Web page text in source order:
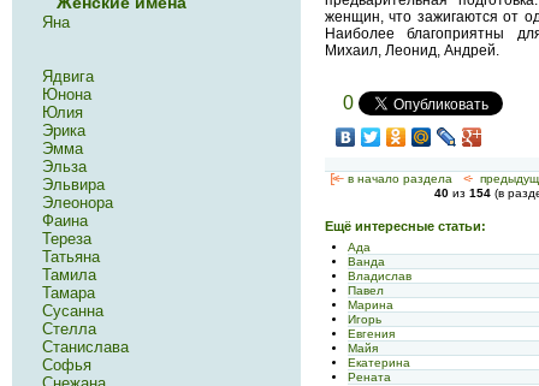
женщин, что зажигаются от
Наиболее благоприятны
Михаил, Леонид, Андрей.
0
[<— в начало раздела <-
40 из 154 (в
Ещё интересные статьи:
Ада
Ванда
Владислав
Павел
Марина
Игорь
Евгения
Майя
Екатерина
Рената
Яна
Ядвига
Юнона
Юлия
Эрика
Эмма
Эльза
Эльвира
Элеонора
Фаина
Тереза
Татьяна
Тамила
Тамара
Сусанна
Стелла
Станислава
Софья